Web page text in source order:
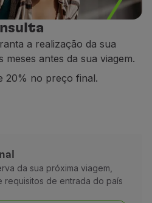
a realização da sua
antes da sua viagem.
20% no preço final.
da sua próxima viagem,
requisitos de entrada do país